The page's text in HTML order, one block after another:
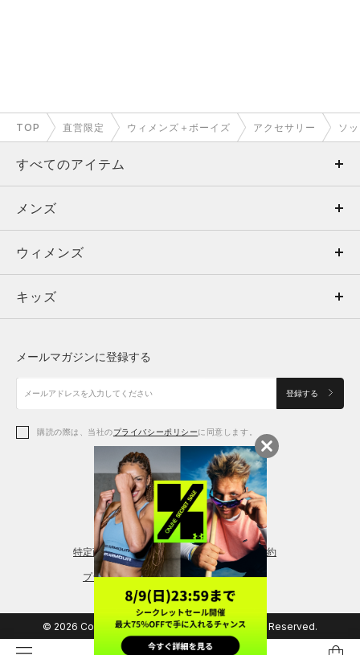
TOP 直営限定 ウィメンズ＋ボーイズ アクセサリー ソ
すべてのアイテム
メンズ
ウィメンズ
キッズ
アクセサリー
メンズ
トップス
ボトムス
アクセサリー
ウィメンズ
トップス
シューズ
アクセサリー
レギンス＆タイツ
キッズ
シューズ
メールマガジンに登録する
登録する
購読の際は、当社のプライバシーポリシーに同意します。
特定商取引法に基づく通販の表記 会員規約
プライバシーポリシー
© 2026 Copyright DOME Corporation. All Rights Reserved.